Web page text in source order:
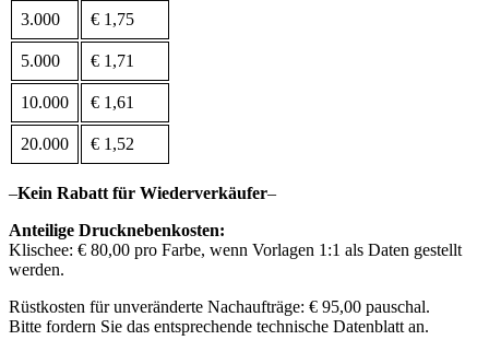
3.000 € 1,75
5.000 € 1,71
10.000 € 1,61
20.000 € 1,52
–Kein Rabatt für Wiederverkäufer–
Anteilige Drucknebenkosten:
Klischee: € 80,00 pro Farbe, wenn Vorlagen 1:1 als Daten gestellt
werden.
Rüstkosten für unveränderte Nachaufträge: € 95,00 pauschal.
Bitte fordern Sie das entsprechende technische Datenblatt an.